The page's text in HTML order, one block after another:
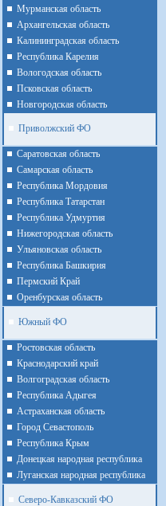
Мурманская область
Архангельская область
Калининградская область
Республика Карелия
Вологодская область
Псковская область
Новгородская область
Приволжский ФО
Cаратовская область
Cамарская область
Республика Мордовия
Республика Татарстан
Республика Удмуртия
Нижегородская область
Ульяновская область
Республика Башкирия
Пермский Край
Оренбурская область
Южный ФО
Ростовская область
Краснодарский край
Волгоградская область
Республика Адыгея
Астраханская область
Город Севастополь
Республика Крым
Донецкая народная республика
Луганская народная республика
Северо-Кавказский ФО